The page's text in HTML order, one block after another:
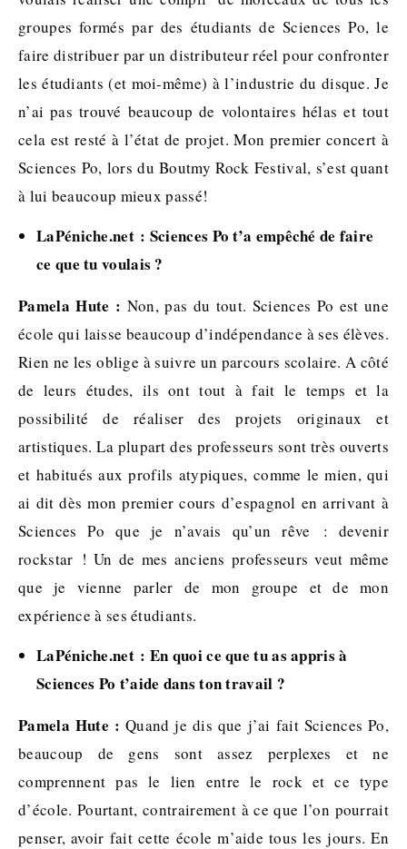
groupes formés par des étudiants de Sciences Po, le
faire distribuer par un distributeur réel pour confronter
les étudiants (et moi-même) à l’industrie du disque. Je
n’ai pas trouvé beaucoup de volontaires hélas et tout
cela est resté à l’état de projet. Mon premier concert à
Sciences Po, lors du Boutmy Rock Festival, s’est quant
à lui beaucoup mieux passé!
LaPéniche.net : Sciences Po t’a empêché de faire
ce que tu voulais ?
Pamela Hute : Non, pas du tout. Sciences Po est une
école qui laisse beaucoup d’indépendance à ses élèves.
Rien ne les oblige à suivre un parcours scolaire. A côté
de leurs études, ils ont tout à fait le temps et la
possibilité de réaliser des projets originaux et
artistiques. La plupart des professeurs sont très ouverts
et habitués aux profils atypiques, comme le mien, qui
ai dit dès mon premier cours d’espagnol en arrivant à
Sciences Po que je n’avais qu’un rêve : devenir
rockstar ! Un de mes anciens professeurs veut même
que je vienne parler de mon groupe et de mon
expérience à ses étudiants.
LaPéniche.net : En quoi ce que tu as appris à
Sciences Po t’aide dans ton travail ?
Pamela Hute : Quand je dis que j’ai fait Sciences Po,
beaucoup de gens sont assez perplexes et ne
comprennent pas le lien entre le rock et ce type
d’école. Pourtant, contrairement à ce que l’on pourrait
penser, avoir fait cette école m’aide tous les jours. En